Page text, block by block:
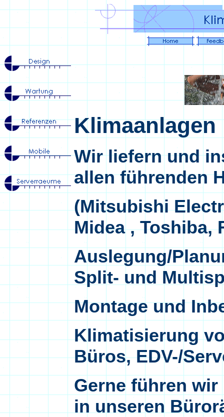
Klimaanlagen
Wir liefern und
allen führenden
(Mitsubishi
Midea , Toshiba,
Auslegung/
Split- und
Montage und
Klimatisierung
Büros, EDV-/
Gerne führen
in unseren